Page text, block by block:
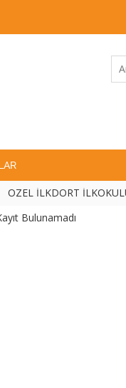
ÖZEL İLKDÖRT
Bulunamadı